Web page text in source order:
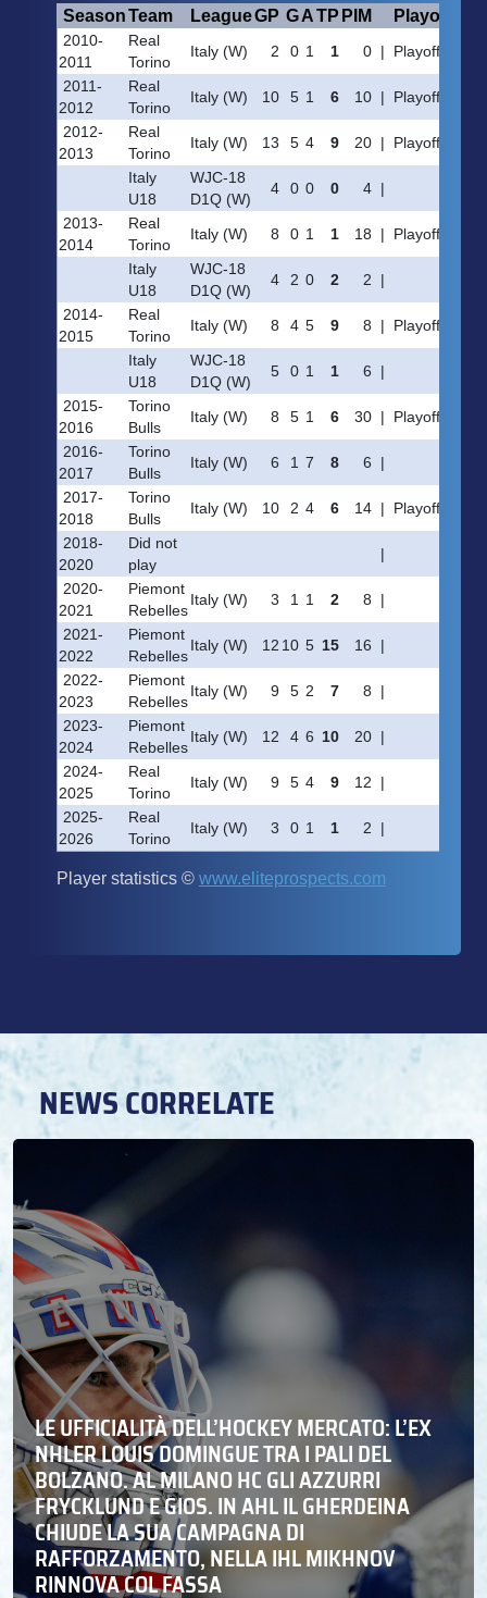
NEWS CORRELATE
LE UFFICIALITÀ DELL’HOCKEY MERCATO: L’EX
NHLER LOUIS DOMINGUE TRA I PALI DEL
BOLZANO. AL MILANO HC GLI AZZURRI
FRYCKLUND E GIOS. IN AHL IL GHERDEINA
CHIUDE LA SUA CAMPAGNA DI
RAFFORZAMENTO, NELLA IHL MIKHNOV
RINNOVA COL FASSA